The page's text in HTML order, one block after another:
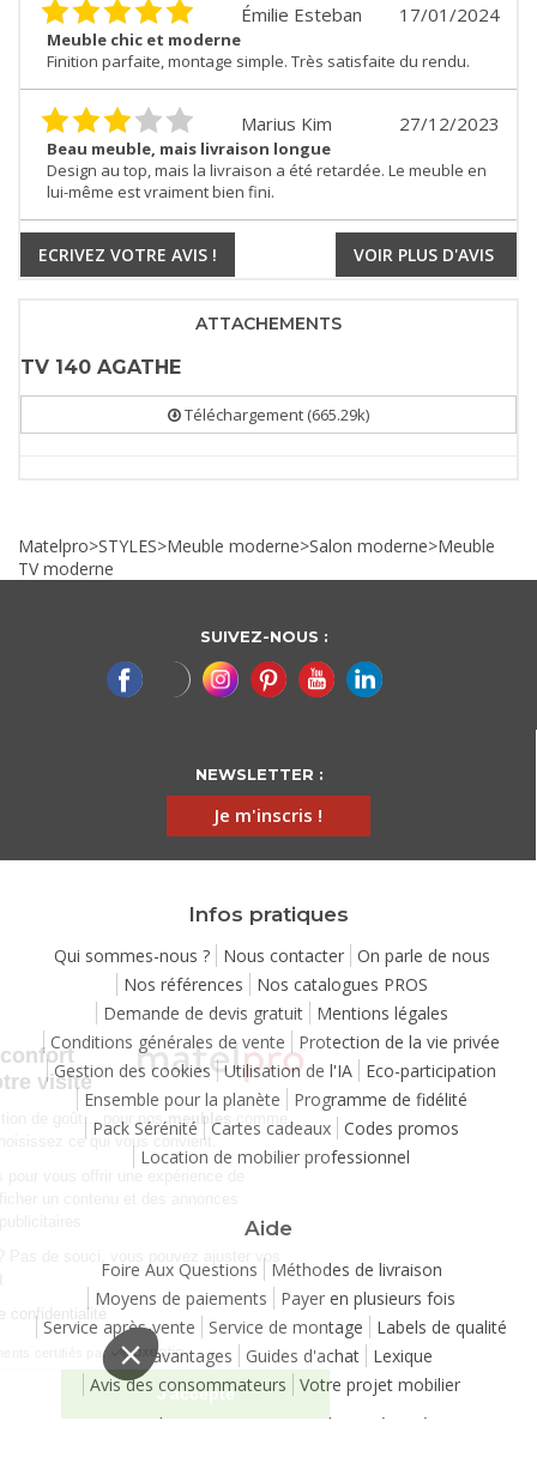
17/01/2024
Émilie Esteban
Meuble chic et moderne
Finition parfaite, montage simple. Très satisfaite du rendu.
27/12/2023
Marius Kim
Beau meuble, mais livraison longue
Design au top, mais la livraison a été retardée. Le meuble en
lui-même est vraiment bien fini.
ECRIVEZ VOTRE AVIS ! VOIR PLUS D'AVIS
ATTACHEMENTS
TV 140 AGATHE
Téléchargement (665.29k)
Matelpro>STYLES>Meuble moderne>Salon moderne>Meuble
TV moderne
SUIVEZ-NOUS :
NEWSLETTER :
Je m'inscris !
Infos pratiques
Qui sommes-nous ? Nous contacter
On parle de nous
Nos références
Nos catalogues PROS
Demande de devis gratuit
Mentions légales
Conditions générales de vente
Protection de la vie privée
Gestion des cookies
Utilisation de l'IA
Eco-participation
Ensemble pour la planète
Programme de fidélité
Pack Sérénité
Cartes cadeaux
Codes promos
Location de mobilier professionnel
Aide
Foire Aux Questions
Méthodes de livraison
Moyens de paiements
Payer en plusieurs fois
Service après-vente
Service de montage
Labels de qualité
Vos avantages
Guides d'achat
Lexique
Avis des consommateurs
Votre projet mobilier
Copyright 2007-2026 - Tous droits réservés
Continuer sans accepter
Chez Matelpro, le confort
commence dès votre visite
confort, c'est une question de goût… pour nos
pour nos cookies ! Vous choisissez ce qui vous convient.
personnalisées à des fins publicitaires
Besoin de changer d’avis ? Pas de souci, vous pouvez ajuster vos
préférences à tout moment
Consulter notre politique de confidentialité
Consentements certifiés par
Je choisis J'accepte